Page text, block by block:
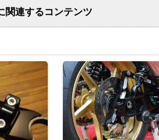
関連するコンテンツ